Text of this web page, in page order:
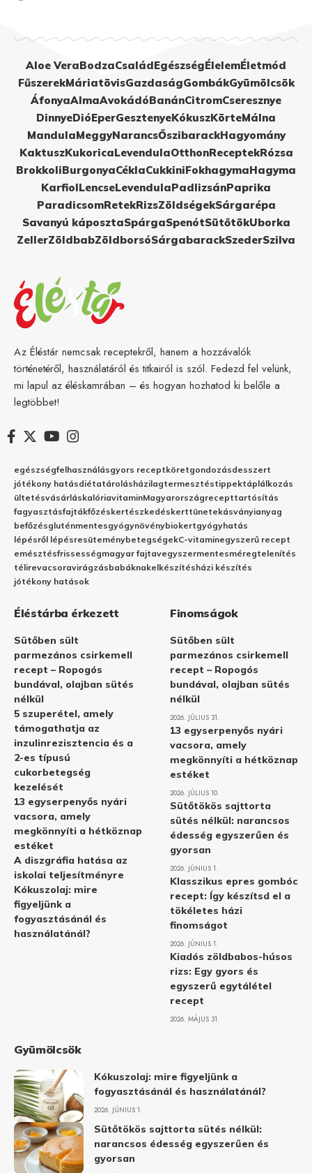
Aloe VeraBodzaCsaládEgészségÉlelemÉletmód
FűszerekMáriatövisGazdaságGombákGyümölcsök
ÁfonyaAlmaAvokádóBanánCitromCseresznye
DinnyeDióEperGesztenyeKókuszKörteMálna
MandulaMeggyNarancsŐszibarackHagyomány
KaktuszKukoricaLevendulaOtthonReceptekRózsa
BrokkoliBurgonyaCéklaCukkiniFokhagymaHagyma
KarfiolLencseLevendulaPadlizsánPaprika
ParadicsomRetekRizsZöldségekSárgarépa
Savanyú káposztaSpárgaSpenótSütőtökUborka
ZellerZöldbabZöldborsóSárgabarackSzederSzilva
Az Éléstár nemcsak receptekről, hanem a hozzávalók
történetéről, használatáról és titkairól is szól. Fedezd fel velünk,
mi lapul az éléskamrában – és hogyan hozhatod ki belőle a
legtöbbet!
egészségfelhasználásgyors receptköretgondozásdesszert
jótékony hatásdiétatárolásházilagtermesztéstippektáplálkozás
ültetésvásárláskalóriavitaminMagyarországrecepttartósítás
fagyasztásfajtákfőzéskertészkedéskerttünetekásványianyag
befőzésgluténmentesgyógynövénybiokertgyógyhatás
lépésről lépésresüteménybetegségekC-vitaminegyszerű recept
emésztésfrissességmagyar fajtavegyszermentesméregtelenítés
télirevacsoravirágzásbabáknakelkészítésházi készítés
jótékony hatások
Éléstárba érkezett
Sütőben sült
parmezános csirkemell
recept – Ropogós
bundával, olajban sütés
nélkül
5 szuperétel, amely
támogathatja az
inzulinrezisztencia és a
2-es típusú
cukorbetegség
kezelését
13 egyserpenyős nyári
vacsora, amely
megkönnyíti a hétköznap
estéket
A diszgráfia hatása az
iskolai teljesítményre
Kókuszolaj: mire
figyeljünk a
fogyasztásánál és
használatánál?
Finomságok
Sütőben sült
parmezános csirkemell
recept – Ropogós
bundával, olajban sütés
nélkül
2026. JÚLIUS 31.
13 egyserpenyős nyári
vacsora, amely
megkönnyíti a hétköznap
estéket
2026. JÚLIUS 10.
Sütőtökös sajttorta
sütés nélkül: narancsos
édesség egyszerűen és
gyorsan
2026. JÚNIUS 1.
Klasszikus epres gombóc
recept: Így készítsd el a
tökéletes házi
finomságot
2026. JÚNIUS 1.
Kiadós zöldbabos-húsos
rizs: Egy gyors és
egyszerű egytálétel
recept
2026. MÁJUS 31.
Gyümölcsök
Kókuszolaj: mire figyeljünk a
fogyasztásánál és használatánál?
2026. JÚNIUS 1.
Sütőtökös sajttorta sütés nélkül:
narancsos édesség egyszerűen és
gyorsan